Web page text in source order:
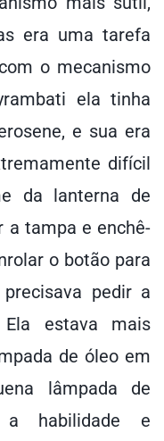
era uma tarefa
o mecanismo
ela tinha
e sua era
difícil
da lanterna de
a tampa e enchê-
o botão para
pedir a
estava mais
de óleo em
lâmpada de
a habilidade e